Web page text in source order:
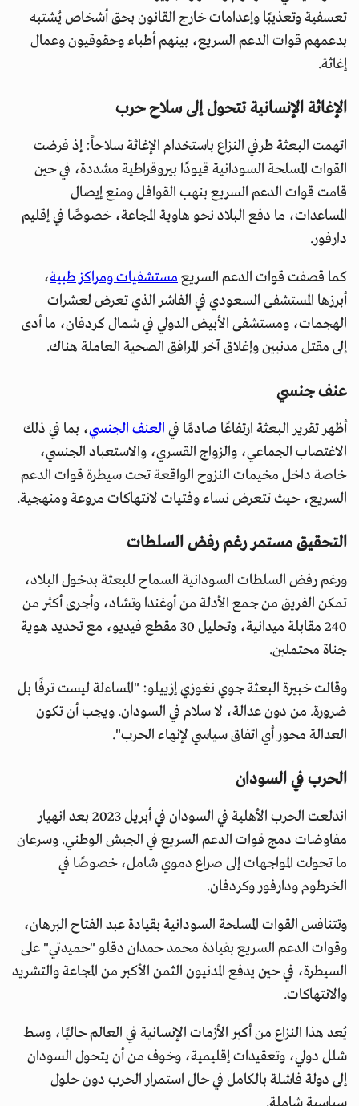
تعسفية وتعذيبًا وإعدامات خارج القانون بحق أشخاص يُشتبه
بدعمهم قوات الدعم السريع، بينهم أطباء وحقوقيون وعمال
إغاثة.
الإغاثة الإنسانية تتحول إلى سلاح حرب
اتهمت البعثة طرفي النزاع باستخدام الإغاثة سلاحاً: إذ فرضت
القوات المسلحة السودانية قيودًا بيروقراطية مشددة، في حين
قامت قوات الدعم السريع بنهب القوافل ومنع إيصال
المساعدات، ما دفع البلاد نحو هاوية المجاعة، خصوصًا في إقليم
دارفور.
كما قصفت قوات الدعم السريعمستشفيات ومراكز طبية،
أبرزها المستشفى السعودي في الفاشر الذي تعرض لعشرات
الهجمات، ومستشفى الأبيض الدولي في شمال كردفان، ما أدى
إلى مقتل مدنيين وإغلاق آخر المرافق الصحية العاملة هناك.
عنف جنسي
أظهر تقرير البعثة ارتفاعًا صادمًا فيالعنف الجنسي، بما في ذلك
الاغتصاب الجماعي، والزواج القسري، والاستعباد الجنسي،
خاصة داخل مخيمات النزوح الواقعة تحت سيطرة قوات الدعم
السريع، حيث تتعرض نساء وفتيات لانتهاكات مروعة ومنهجية.
التحقيق مستمر رغم رفض السلطات
ورغم رفض السلطات السودانية السماح للبعثة بدخول البلاد،
تمكن الفريق من جمع الأدلة من أوغندا وتشاد، وأجرى أكثر من
240 مقابلة ميدانية، وتحليل 30 مقطع فيديو، مع تحديد هوية
جناة محتملين.
وقالت خبيرة البعثة جوي نغوزي إزييلو: "المساءلة ليست ترفًا بل
ضرورة. من دون عدالة، لا سلام في السودان. ويجب أن تكون
العدالة محور أي اتفاق سياسي لإنهاء الحرب".
الحرب في السودان
اندلعت الحرب الأهلية في السودان في أبريل 2023 بعد انهيار
مفاوضات دمج قوات الدعم السريع في الجيش الوطني. وسرعان
ما تحولت المواجهات إلى صراع دموي شامل، خصوصًا في
الخرطوم ودارفور وكردفان.
وتتنافس القوات المسلحة السودانية بقيادة عبد الفتاح البرهان،
وقوات الدعم السريع بقيادة محمد حمدان دقلو "حميدتي" على
السيطرة، في حين يدفع المدنيون الثمن الأكبر من المجاعة والتشريد
والانتهاكات.
يُعد هذا النزاع من أكبر الأزمات الإنسانية في العالم حاليًا، وسط
شلل دولي، وتعقيدات إقليمية، وخوف من أن يتحول السودان
إلى دولة فاشلة بالكامل في حال استمرار الحرب دون حلول